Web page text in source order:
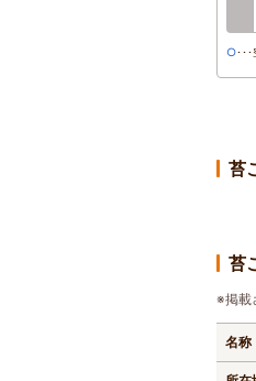
○･･
苔
苔
※掲載
名称